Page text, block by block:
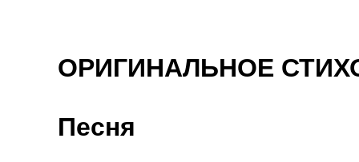
ОРИГИНАЛЬНОЕ
Песня